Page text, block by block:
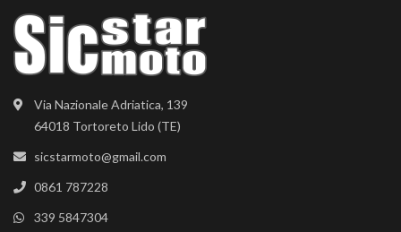
Via Nazionale Adriatica, 139
64018 Tortoreto Lido (TE)
sicstarmoto@gmail.com
0861 787228
339 5847304